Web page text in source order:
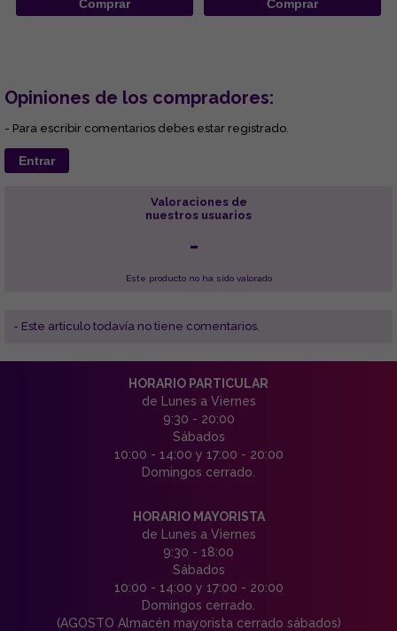
Comprar Comprar
Opiniones de los compradores:
- Para escribir comentarios debes estar registrado.
Entrar
Valoraciones de
nuestros usuarios
-
Este producto no ha sido valorado
- Este articulo todavía no tiene comentarios.
HORARIO PARTICULAR
de Lunes a Viernes
9:30 - 20:00
Sábados
10:00 - 14:00 y 17:00 - 20:00
Domingos cerrado.
HORARIO MAYORISTA
de Lunes a Viernes
9:30 - 18:00
Sábados
10:00 - 14:00 y 17:00 - 20:00
Domingos cerrado.
(AGOSTO Almacén mayorista cerrado sábados)